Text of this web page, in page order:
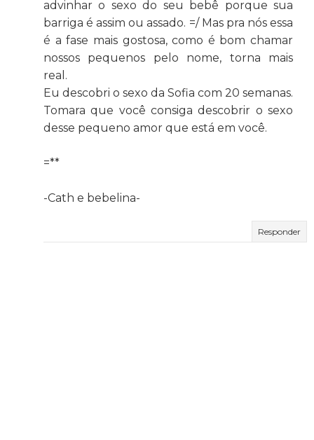
advinhar o sexo do seu bebê porque sua
barriga é assim ou assado. =/ Mas pra nós essa
é a fase mais gostosa, como é bom chamar
nossos pequenos pelo nome, torna mais
real.
Eu descobri o sexo da Sofia com 20 semanas.
Tomara que você consiga descobrir o sexo
desse pequeno amor que está em você.
=**
-Cath e bebelina-
Responder